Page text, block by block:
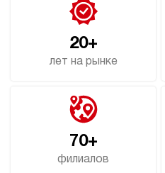
20+
лет на рынке
70+
филиалов